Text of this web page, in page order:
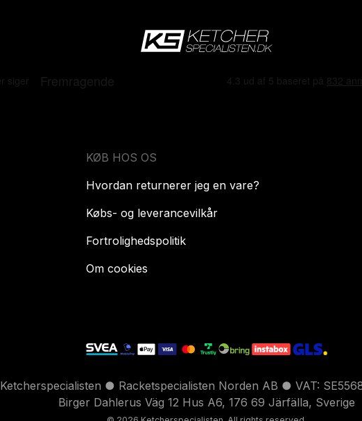
KØB HOS OS
Hvordan returnerer jeg en vare?
Købs- og leverancevilkår
Fortrolighedspolitik
Om cookies
Ketcherspecialisten ● Racketspecialisten Norden AB ● VAT:
Birger Dahlerus Väg 12 Hus A6, 176 69 Järfälla, Sverige